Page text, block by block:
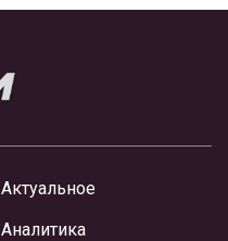
Актуальное
Аналитика